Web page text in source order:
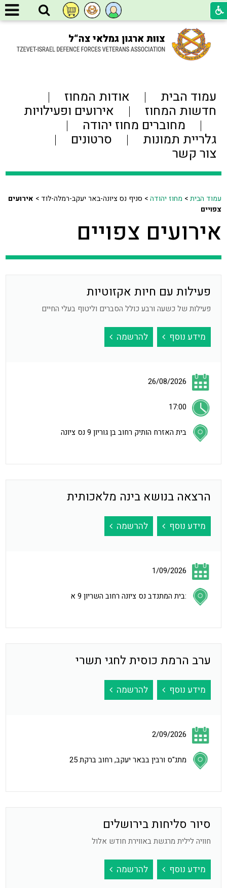
עמוד הבית אודות המחוז
חדשות המחוז אירועים ופעילויות
מחוברים מחוז יהודה
גלריית תמונות סרטונים
צור קשר
עמוד הבית> מחוז יהודה> סניף נס ציונה-באר יעקב-רמלה-לוד > אירועים
צפויים
אירועים צפויים
פעילות עם חיות אקזוטיות
פעילות של כשעה ורבע כולל הסברים וליטוף בעלי החיים
מידע נוסף להרשמה
26/08/2026
17:00
בית האזרח הותיק רחוב בן גוריון 9 נס ציונה
הרצאה בנושא בינה מלאכותית
מידע נוסף להרשמה
1/09/2026
:בית המתנדב נס ציונה רחוב השריון 9 א
ערב הרמת כוסית לחגי תשרי
מידע נוסף להרשמה
2/09/2026
מתנ"ס ורבין בבאר יעקב, רחוב ברקת 25
סיור סליחות בירושלים
חוויה לילית מרגשת באווירת חודש אלול
מידע נוסף להרשמה